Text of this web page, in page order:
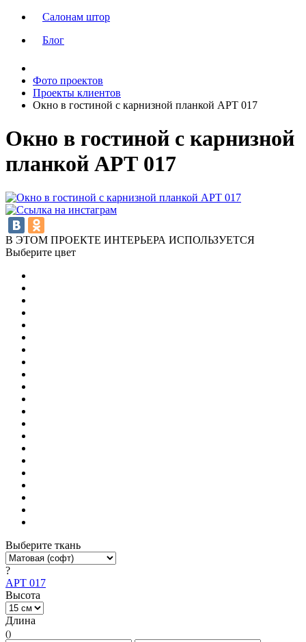
Салонам штор
Блог
Фото проектов
Проекты клиентов
Окно в гостиной с карнизной планкой АРТ 017
Окно в гостиной с карнизной
планкой АРТ 017
В ЭТОМ ПРОЕКТЕ ИНТЕРЬЕРА ИСПОЛЬЗУЕТСЯ
Выберите цвет
Выберите ткань
?
АРТ 017
Высота
Длина
()